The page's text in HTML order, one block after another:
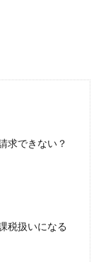
を確認
逆三角の赤い
求できない？
税扱いになる